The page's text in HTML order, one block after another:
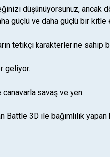
düşünüyorsunuz, ancak
güçlü ve daha güçlü bir kitle
tetikçi karakterlerine sahip
geliyor.
savaş ve yen
3D ile bağımlılık yapan